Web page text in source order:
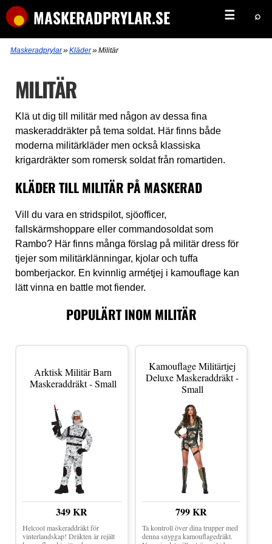
MASKERADPRYLAR.SE ☰ ⌕
Maskeradprylar»Kläder»Militär
MILITÄR
Klä ut dig till militär med någon av dessa fina
maskeraddräkter på tema soldat. Här finns både
moderna militärkläder men också klassiska
krigardräkter som romersk soldat från romartiden.
KLÄDER TILL MILITÄR PÅ MASKERAD
Vill du vara en stridspilot, sjöofficer,
fallskärmshoppare eller commandosoldat som
Rambo? Här finns många förslag på militär dress för
tjejer som militärklänningar, kjolar och tuffa
bomberjackor. En kvinnlig armétjej i kamouflage kan
lätt vinna en battle mot fiender.
POPULÄRT INOM MILITÄR
Arktisk Militär Barn
Maskeraddräkt - Small
349 KR
Helcool maskeraddräkt för
vinterlandskap! Dräkten är rejält
Kamouflage Militärtjej
Deluxe Maskeraddräkt -
Small
799 KR
Ta kontroll över dina trupper med
denna snygga kamouflagedräkt.